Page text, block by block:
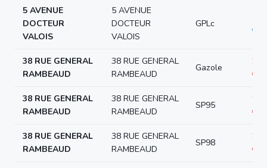
5 AVENUE
DOCTEUR
VALOIS
5 AVENUE
DOCTEUR
VALOIS
GPLc
€/L
38 RUE GENERAL
RAMBEAUD
38 RUE GENERAL
RAMBEAUD
Gazole
€/L
38 RUE GENERAL
RAMBEAUD
38 RUE GENERAL
RAMBEAUD
SP95
€/L
38 RUE GENERAL
RAMBEAUD
38 RUE GENERAL
RAMBEAUD
SP98
€/L